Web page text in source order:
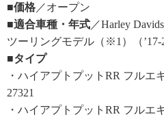
■価格／オープン
■適合車種・年式／Harley
ツーリングモデル（※1）（’17-
■タイプ
・ハイアプトプットRR フルエ
27321
・ハイアプトプットRR フルエ